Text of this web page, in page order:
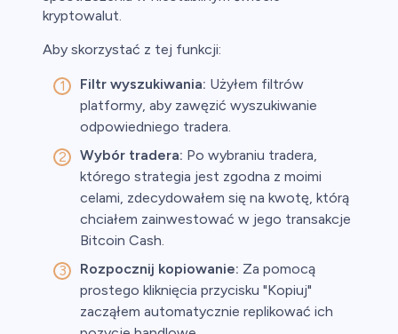
kryptowalut.
Aby skorzystać z tej funkcji:
Filtr wyszukiwania: Użyłem filtrów
platformy, aby zawęzić wyszukiwanie
odpowiedniego tradera.
Wybór tradera: Po wybraniu tradera,
którego strategia jest zgodna z moimi
celami, zdecydowałem się na kwotę, którą
chciałem zainwestować w jego transakcje
Bitcoin Cash.
Rozpocznij kopiowanie: Za pomocą
prostego kliknięcia przycisku "Kopiuj"
zacząłem automatycznie replikować ich